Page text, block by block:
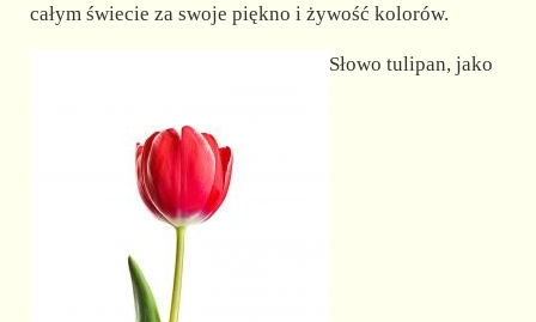
d
całym świecie za swoje piękno i żywość kolorów.
Słowo tulipan, jako